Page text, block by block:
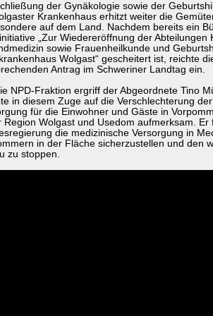
der Gynäkologie sowie der
Krankenhaus erhitzt weiter die
auf dem Land. Nachdem bereits ein
„Zur Wiedereröffnung der Abteilungen
sowie Frauenheilkunde und
Wolgast“ gescheitert ist, reichte
Antrag im Schweriner Landtag ein.
NPD-Fraktion ergriff der Abgeordnete Tino
in diesem Zuge auf die Verschlechterung
für die Einwohner und Gäste in
Region Wolgast und Usedom aufmerksam. Er
die medizinische Versorgung in
in der Fläche sicherzustellen und den
zu stoppen.